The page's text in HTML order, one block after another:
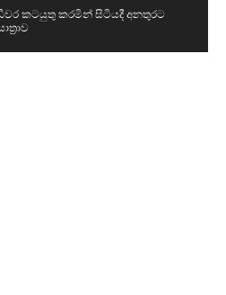
කටයුතු කරමින් සිටියදී අනතුරට